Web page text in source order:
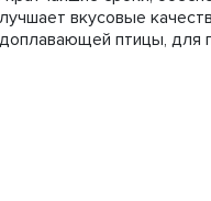
вкусовые
птицы, для